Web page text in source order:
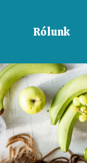
Rólunk